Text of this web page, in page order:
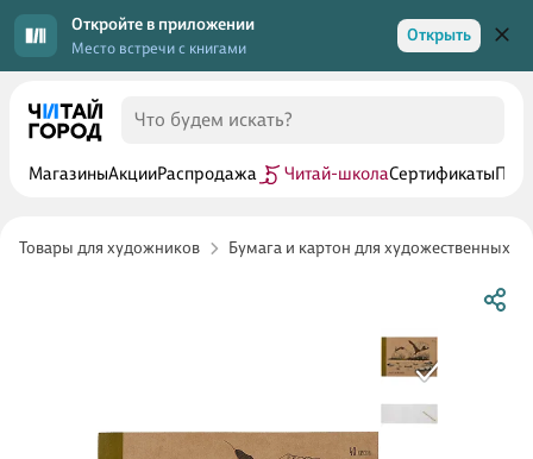
Откройте в приложении
Место встречи с книгами
Открыть
МагазиныАкцииРаспродажа Читай-школаСертификаты
Товары для художников Бумага и картон для художественных